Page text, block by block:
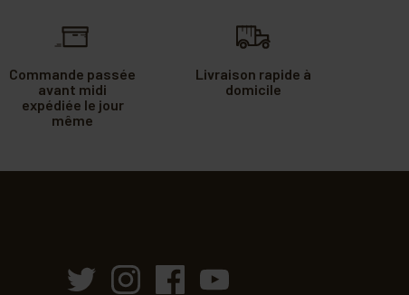
Commande passée
avant midi
expédiée le jour
même
Livraison rapide à
domicile